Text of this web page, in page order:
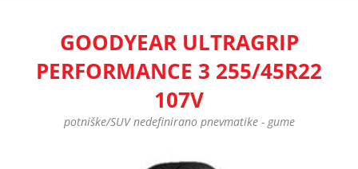
GOODYEAR ULTRAGRIP
PERFORMANCE 3 255/45R22
107V
potniške/SUV nedefinirano pnevmatike - gume